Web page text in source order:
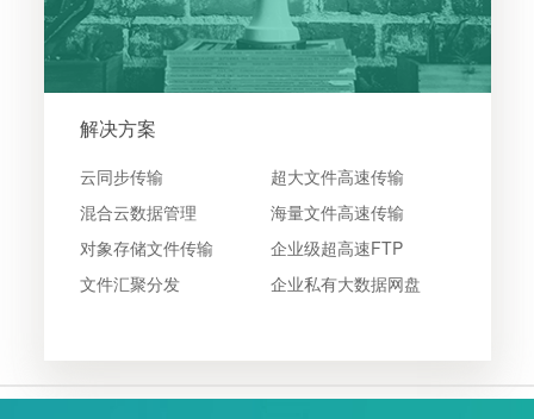
解决方案
云同步传输
超大文件高速传输
混合云数据管理
海量文件高速传输
对象存储文件传输
企业级超高速FTP
文件汇聚分发
企业私有大数据网盘